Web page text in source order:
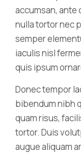
accumsan,
nulla tortor nec
semper
iaculis nisl
quis ipsum
Donec tempor
bibendum nibh
quam risus,
tortor. Duis
augue aliquam